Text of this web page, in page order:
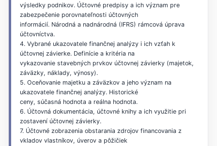
výsledky podnikov. Účtovné predpisy a ich význam pre
zabezpečenie porovnateľnosti účtovných
informácií. Národná a nadnárodná (IFRS) rámcová úprava
účtovníctva.
4. Vybrané ukazovatele finančnej analýzy i ich vzťah k
účtovnej závierke. Definície a kritéria na
vykazovanie stavebných prvkov účtovnej závierky (majetok,
záväzky, náklady, výnosy).
5. Oceňovanie majetku a záväzkov a jeho význam na
ukazovatele finančnej analýzy. Historické
ceny, súčasná hodnota a reálna hodnota.
6. Účtovná dokumentácia, účtovné knihy a ich využitie pri
zostavení účtovnej závierky.
7. Účtovné zobrazenia obstarania zdrojov financovania z
vkladov vlastníkov, úverov a pôžičiek